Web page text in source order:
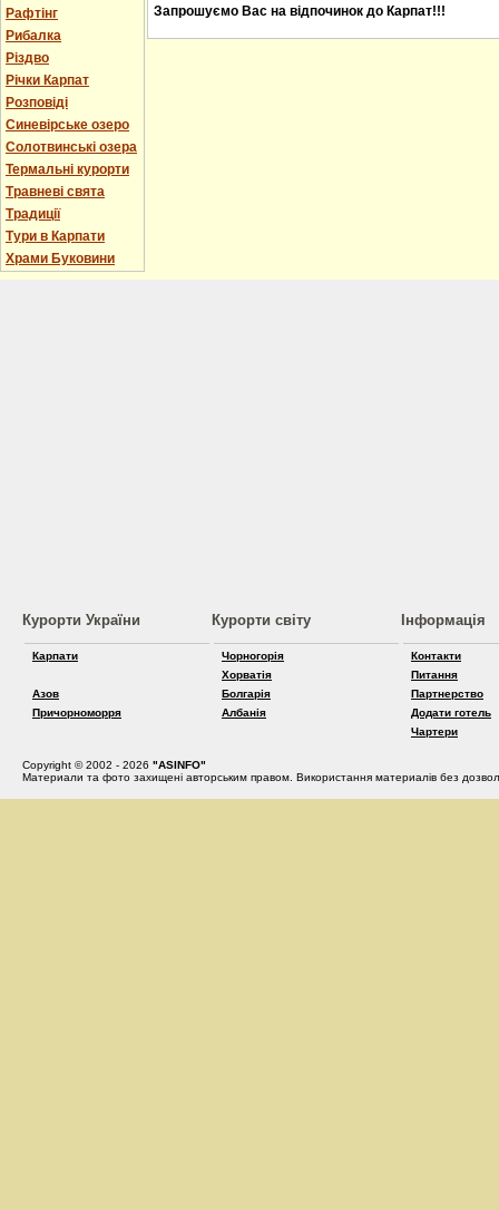
Рафтінг
Рибалка
Різдво
Річки Карпат
Розповіді
Синевірське озеро
Солотвинські озера
Термальні курорти
Травневі свята
Традиції
Тури в Карпати
Храми Буковини
Запрошуємо Вас на відпочинок до Карпат!!!
Курорти України
Карпати
Азов
Причорноморря
Курорти світу
Чорногорія
Хорватія
Болгарія
Албанія
Інформація
Контакти
Питання
Партнерство
Додати готель
Чартери
Copyright © 2002 - 2026 "ASINFO"
Материали та фото захищені авторським правом. Використання материалів без